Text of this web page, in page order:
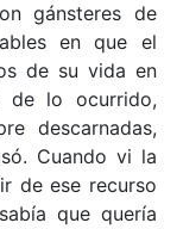
gánsteres de
en que el
de su vida en
de lo ocurrido,
descarnadas,
Cuando vi la
de ese recurso
que quería